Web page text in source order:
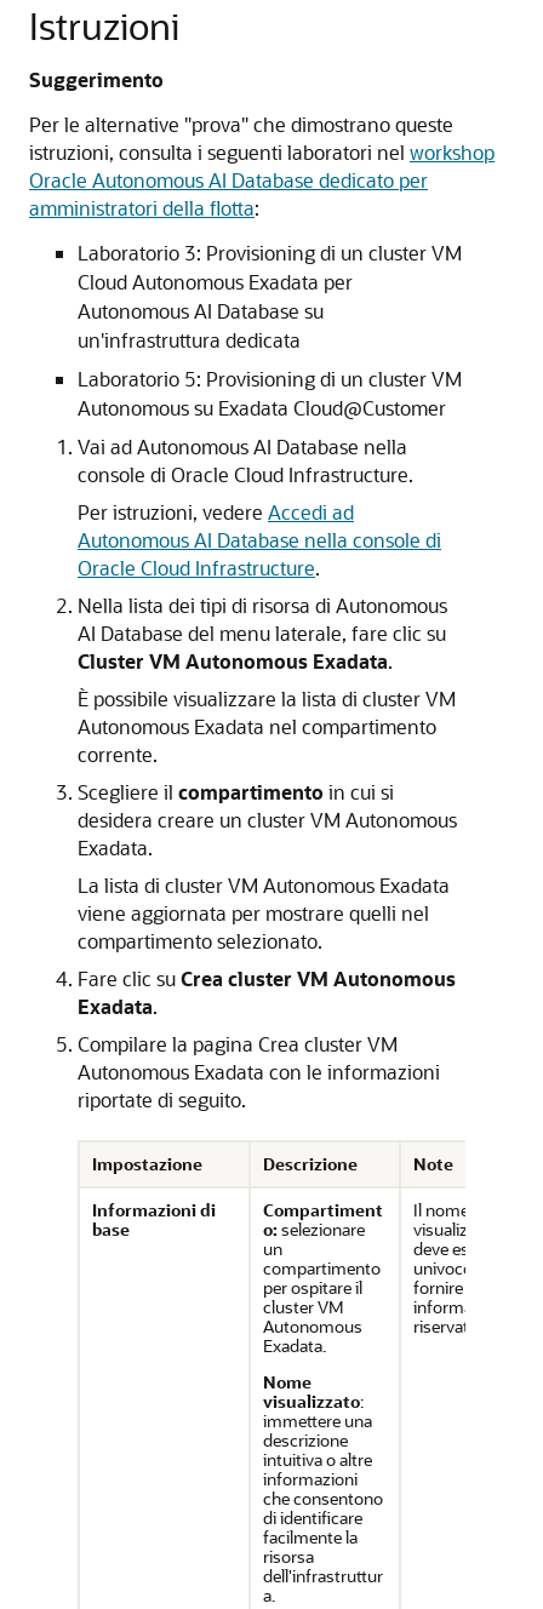
Istruzioni
Suggerimento
Per le alternative "prova" che dimostrano queste
istruzioni, consulta i seguenti laboratori nel workshop
Oracle Autonomous AI Database dedicato per
amministratori della flotta:
Laboratorio 3: Provisioning di un cluster VM
Cloud Autonomous Exadata per
Autonomous AI Database su
un'infrastruttura dedicata
Laboratorio 5: Provisioning di un cluster VM
Autonomous su Exadata Cloud@Customer
Vai ad Autonomous AI Database nella
console di Oracle Cloud Infrastructure.
Per istruzioni, vedere Accedi ad
Autonomous AI Database nella console di
Oracle Cloud Infrastructure.
Nella lista dei tipi di risorsa di Autonomous
AI Database del menu laterale, fare clic su
Cluster VM Autonomous Exadata.
È possibile visualizzare la lista di cluster VM
Autonomous Exadata nel compartimento
corrente.
Scegliere il compartimento in cui si
desidera creare un cluster VM Autonomous
Exadata.
La lista di cluster VM Autonomous Exadata
viene aggiornata per mostrare quelli nel
compartimento selezionato.
Fare clic suCrea cluster VM Autonomous
Exadata.
Compilare la pagina Crea cluster VM
Autonomous Exadata con le informazioni
riportate di seguito.
Impostazione Descrizione
Note
Informazioni di
base
Compartiment
o: selezionare
un
compartimento
per ospitare il
cluster VM
Autonomous
Exadata.
Nome
visualizzato:
immettere una
descrizione
intuitiva o altre
informazioni
che consentono
di identificare
facilmente la
risorsa
dell'infrastruttur
a.
Il nome
visualizzato non
deve essere
univoco. Evitare
fornire
informazioni
riservate.